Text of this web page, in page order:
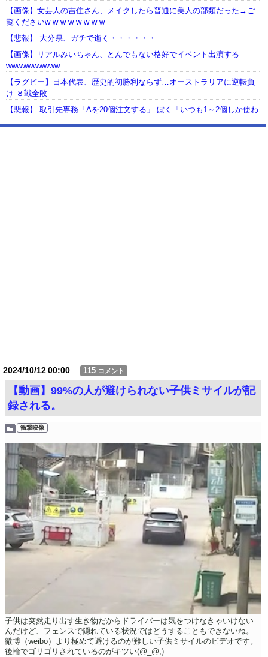
【画像】女芸人の吉住さん、メイクしたら普通に美人の部類だった→ご
覧くださいw w w w w w w w
【悲報】 大分県、ガチで逝く・・・・・・
【画像】リアルみいちゃん、とんでもない格好でイベント出演する
wwwwwwwwww
【ラグビー】日本代表、歴史的初勝利ならず…オーストラリアに逆転負
け ８戦全敗
【悲報】 取引先専務「Aを20個注文する」 ぼく「いつも1～2個しか使わ
2024/10/1200:00 115 コメント
【動画】99%の人が避けられない子供ミサイルが記
録される。
衝撃映像
子供は突然走り出す生き物だからドライバーは気をつけなきゃいけない
んだけど、フェンスで隠れている状況ではどうすることもできないね。
微博（weibo）より極めて避けるのが難しい子供ミサイルのビデオです。
後輪でゴリゴリされているのがキツい(@_@;)